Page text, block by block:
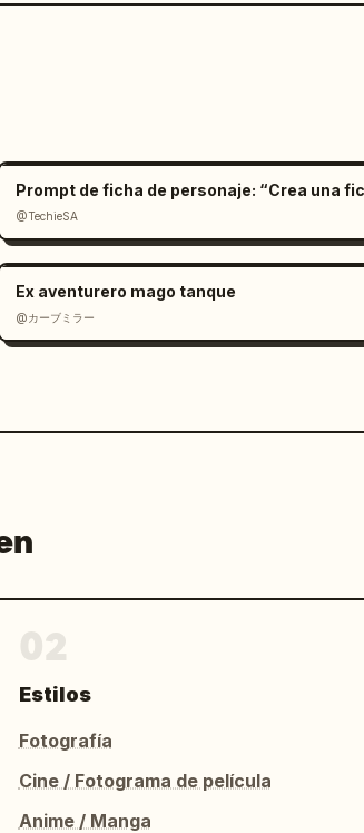
@TechieSA
Ex aventurero mago tanque
@カーブミラー
Estilos
Fotografía
Cine / Fotograma de película
Anime / Manga